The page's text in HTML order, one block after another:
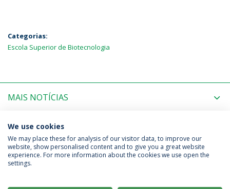
Categorias:
Escola Superior de Biotecnologia
MAIS NOTÍCIAS
PRÓXIMOS EVENTOS
Política de Privacidade
Termos & Condições
We use cookies
We may place these for analysis of our visitor data, to improve our
website, show personalised content and to give you a great website
experience. For more information about the cookies we use open the
settings.